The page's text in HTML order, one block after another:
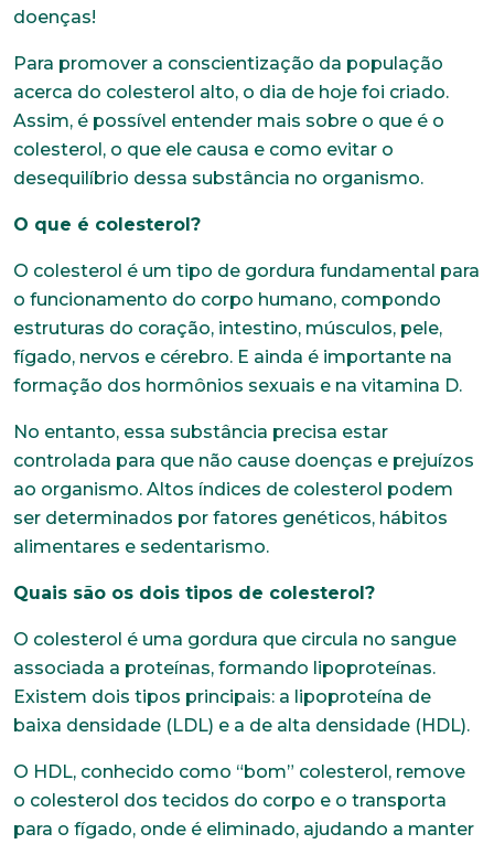
doenças!
Para promover a conscientização da população
acerca do colesterol alto, o dia de hoje foi criado.
Assim, é possível entender mais sobre o que é o
colesterol, o que ele causa e como evitar o
desequilíbrio dessa substância no organismo.
O que é colesterol?
O colesterol é um tipo de gordura fundamental para
o funcionamento do corpo humano, compondo
estruturas do coração, intestino, músculos, pele,
fígado, nervos e cérebro. E ainda é importante na
formação dos hormônios sexuais e na vitamina D.
No entanto, essa substância precisa estar
controlada para que não cause doenças e prejuízos
ao organismo. Altos índices de colesterol podem
ser determinados por fatores genéticos, hábitos
alimentares e sedentarismo.
Quais são os dois tipos de colesterol?
O colesterol é uma gordura que circula no sangue
associada a proteínas, formando lipoproteínas.
Existem dois tipos principais: a lipoproteína de
baixa densidade (LDL) e a de alta densidade (HDL).
O HDL, conhecido como “bom” colesterol, remove
o colesterol dos tecidos do corpo e o transporta
para o fígado, onde é eliminado, ajudando a manter